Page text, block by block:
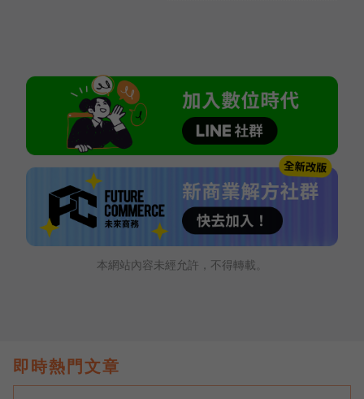
本網站內容未經允許，不得轉載。
即時熱門文章